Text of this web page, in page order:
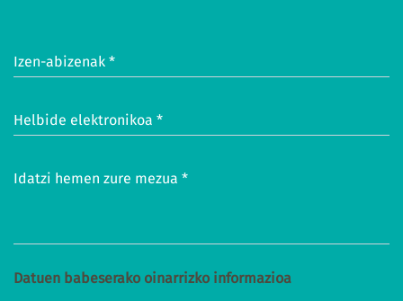
Izen-abizenak *
Helbide elektronikoa *
Idatzi hemen zure mezua *
Datuen babeserako oinarrizko informazioa